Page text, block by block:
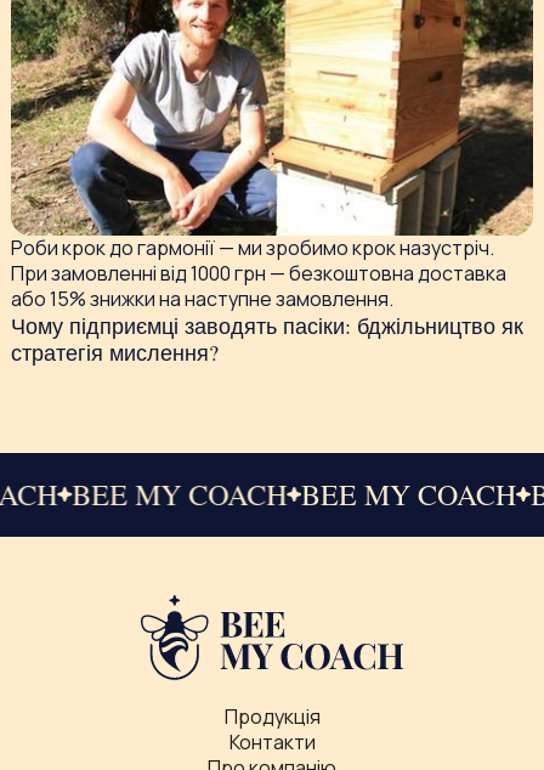
Роби крок до гармонії — ми зробимо крок назустріч.
При замовленні від 1000 грн — безкоштовна доставка
або 15% знижки на наступне замовлення.
Чому підприємці заводять пасіки: бджільництво як
стратегія мислення?
BEE MY COACH BEE MY COACH
Продукція
Контакти